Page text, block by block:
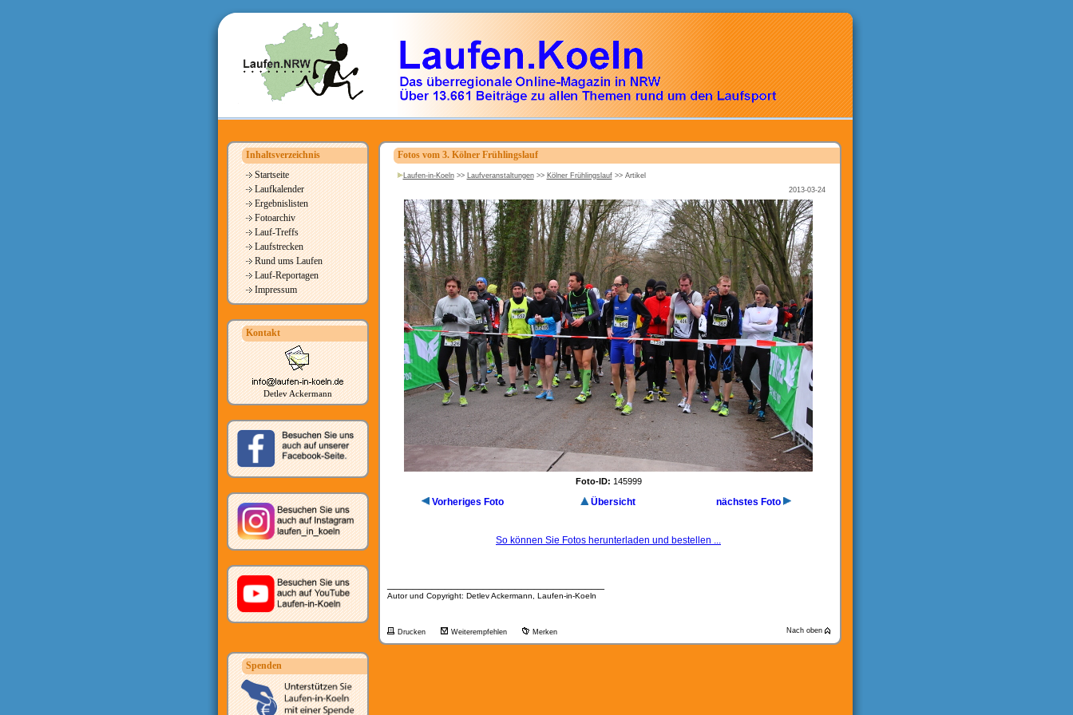
Inhaltsverzeichnis
Startseite
Laufkalender
Ergebnislisten
Fotoarchiv
Lauf-Treffs
Laufstrecken
Rund ums Laufen
Lauf-Reportagen
Impressum
Kontakt
Detlev Ackermann
Spenden
Fotos vom 3. Kölner Frühlingslauf
Laufen-in-Koeln>> Laufveranstaltungen>> Kölner Frühlingslauf>> Artikel
2013-03-24
Foto-ID: 145999
Vorheriges Foto Übersicht nächstes Foto
So können Sie Fotos herunterladen und bestellen ...
Autor und Copyright: Detlev Ackermann, Laufen-in-Koeln
Drucken Weiterempfehlen Merken Nach oben